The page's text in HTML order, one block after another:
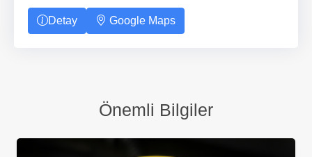
Detay Google Maps
Önemli Bilgiler